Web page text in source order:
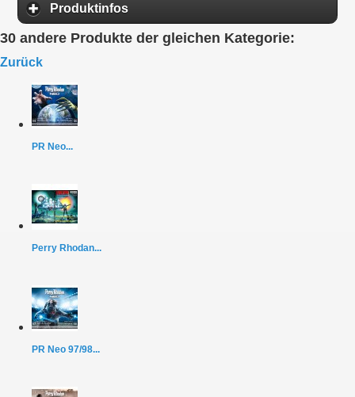
Produktinfos
30 andere Produkte der gleichen Kategorie:
Zurück
PR Neo...
Perry Rhodan...
PR Neo 97/98...